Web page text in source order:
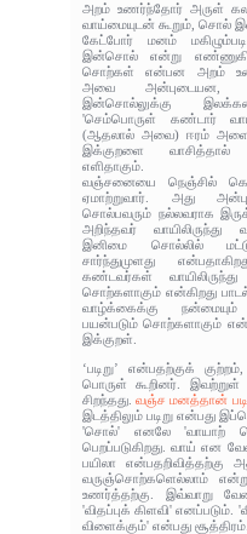
அறம் உணர்ந்தோர் அருள்
வாய்மையுடன் கூறும், சொல்
கேட்போர் மனம்
இன்சொல் என்று
சொற்கள் என்பன அறம்
அவை அன்புடையன,
இன்சொல்லுக்கு
'செம்பொருள் கண்டார்
(ஆதலால் அவை) ஈரம்
இக்குறளை
எளிதாகும்.
வஞ்சனையை நெஞ்சில்
ஏமாற்றுவார். அது
சொல்பவரும் நல்லவராக
அறிந்தவர்
இனிமை சொல்லில்
சார்ந்துமுளது
கண்டவர்கள்
சொற்களாகும் என்கிறது
வாழ்க்கைக்கு
பயன்படும் சொற்களாகும்
இக்குறள்.
‘படிறு’ என்பதற்குக்
பொருள் கூறினர்.
சிறந்தது.வஞ்ச மனத்தான்
இடத்திலும் படிறு என்பது
'சொல்' எனலே 'வாயாற்
பெறப்படுகிறது. வாய் என
பயிலா என்பதறிவித்தற்கு
வருஞ்சொற்களெல்லாம்
உணர்த்தற்கு. இவ்வாறு
'விதப்புக் கிளவி' எனப்படும்.
விளைக்கும்' என்பது